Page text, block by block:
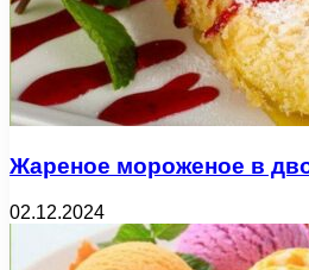
Жареное мороженое в
02.12.2024